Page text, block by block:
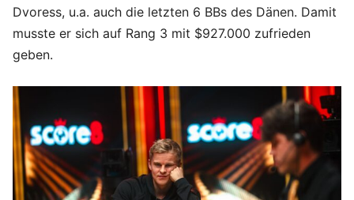
Dvoress, u.a. auch die letzten 6 BBs des Dänen. Damit
musste er sich auf Rang 3 mit $927.000 zufrieden
geben.